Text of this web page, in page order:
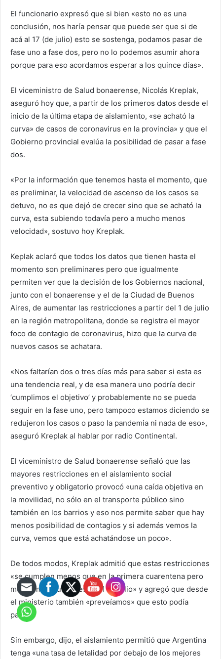
El funcionario expresó que si bien «esto no es una
conclusión, nos haría pensar que puede ser que si de
acá al 17 (de julio) esto se sostenga, podamos pasar de
fase uno a fase dos, pero no lo podemos asumir ahora
porque para eso acordamos esperar a los quince días».
El viceministro de Salud bonaerense, Nicolás Kreplak,
aseguró hoy que, a partir de los primeros datos desde el
inicio de la última etapa de aislamiento, «se acható la
curva» de casos de coronavirus en la provincia» y que el
Gobierno provincial evalúa la posibilidad de pasar a fase
dos.
«Por la información que tenemos hasta el momento, que
es preliminar, la velocidad de ascenso de los casos se
detuvo, no es que dejó de crecer sino que se acható la
curva, esta subiendo todavía pero a mucho menos
velocidad», sostuvo hoy Kreplak.
Keplak aclaró que todos los datos que tienen hasta el
momento son preliminares pero que igualmente
permiten ver que la decisión de los Gobiernos nacional,
junto con el bonaerense y el de la Ciudad de Buenos
Aires, de aumentar las restricciones a partir del 1 de julio
en la región metropolitana, donde se registra el mayor
foco de contagio de coronavirus, hizo que la curva de
nuevos casos se achatara.
«Nos faltarían dos o tres días más para saber si esta es
una tendencia real, y de esa manera uno podría decir
‘cumplimos el objetivo’ y probablemente no se pueda
seguir en la fase uno, pero tampoco estamos diciendo se
redujeron los casos o paso la pandemia ni nada de eso»,
aseguró Kreplak al hablar por radio Continental.
El viceministro de Salud bonaerense señaló que las
mayores restricciones en el aislamiento social
preventivo y obligatorio provocó «una caída objetiva en
la movilidad, no sólo en el transporte público sino
también en los barrios y eso nos permite saber que hay
menos posibilidad de contagios y si además vemos la
curva, vemos que está achatándose un poco».
De todos modos, Kreplak admitió que estas restricciones
«se cumplen menos que en la primera cuarentena pero
mucho más que antes del 1 de julio» y agregó que desde
el ministerio también «preveíamos» que esto podía
pasar.
Sin embargo, dijo, el aislamiento permitió que Argentina
tenga «una tasa de letalidad por debajo de los mejores